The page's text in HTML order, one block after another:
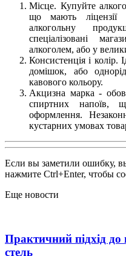
Місце. Купуйте
що мають ліцензії
алкогольну
спеціалізовані
алкоголем, або у
Консистенція і колір.
домішок, або
кавового кольору.
Акцизна марка -
спиртних напоїв,
оформлення.
кустарних умовах
Если вы заметили ошибку,
нажмите Ctrl+Enter, чтобы
Еще новости
Практичний підхід
стель